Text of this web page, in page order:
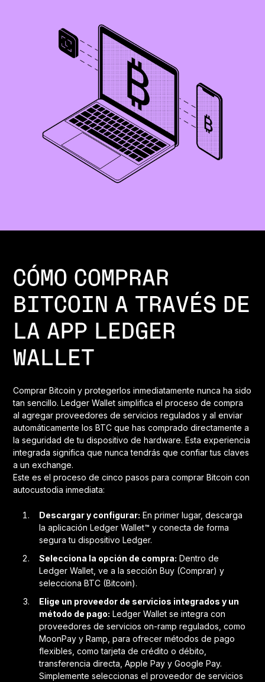
CÓMO COMPRAR
BITCOIN A TRAVÉS DE
LA APP LEDGER
WALLET
Comprar Bitcoin y protegerlos inmediatamente nunca ha sido
tan sencillo. Ledger Wallet simplifica el proceso de compra
al agregar proveedores de servicios regulados y al enviar
automáticamente los BTC que has comprado directamente a
la seguridad de tu dispositivo de hardware. Esta experiencia
integrada significa que nunca tendrás que confiar tus claves
a un exchange.
Este es el proceso de cinco pasos para comprar Bitcoin con
autocustodia inmediata:
Descargar y configurar: En primer lugar, descarga
la aplicación Ledger Wallet™ y conecta de forma
segura tu dispositivo Ledger.
Selecciona la opción de compra: Dentro de
Ledger Wallet, ve a la sección Buy (Comprar) y
selecciona BTC (Bitcoin).
Elige un proveedor de servicios integrados y un
método de pago: Ledger Wallet se integra con
proveedores de servicios on-ramp regulados, como
MoonPay y Ramp, para ofrecer métodos de pago
flexibles, como tarjeta de crédito o débito,
transferencia directa, Apple Pay y Google Pay.
Simplemente seleccionas el proveedor de servicios